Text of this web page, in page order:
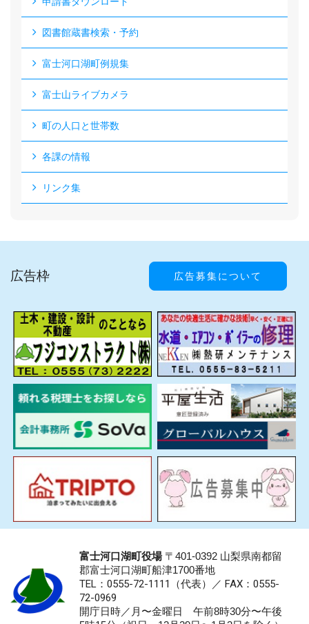
図書館蔵書検索・予約
富士河口湖町例規集
富士山ライブカメラ
町の人口と世帯数
各課の情報
リンク集
広告枠 広告募集について
富士河口湖町役場〒401-0392 山梨県南都留
郡富士河口湖町船津1700番地
TEL：0555-72-1111 （代表）／ FAX：0555-
72-0969
開庁日時／月〜金曜日 午前8時30分〜午後